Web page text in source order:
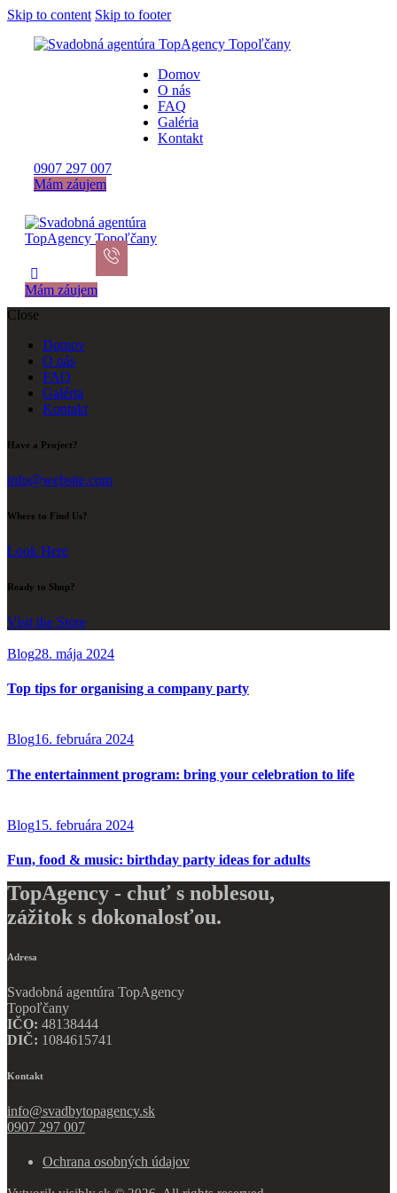
Skip to content Skip to footer
Domov
O nás
FAQ
Galéria
Kontakt
0907 297 007
Mám záujem
Mám záujem
Close
Domov
O nás
FAQ
Galéria
Kontakt
Have a Project?
info@website.com
Where to Find Us?
Look Here
Ready to Shop?
Visit the Store
Blog28. mája 2024
Top tips for organising a company party
Blog16. februára 2024
The entertainment program: bring your celebration to life
Blog15. februára 2024
Fun, food & music: birthday party ideas for adults
TopAgency - chuť s noblesou,
zážitok s dokonalosťou.
Adresa
Svadobná agentúra TopAgency
Topoľčany
IČO: 48138444
DIČ: 1084615741
Kontakt
info@svadbytopagency.sk
0907 297 007
Ochrana osobných údajov